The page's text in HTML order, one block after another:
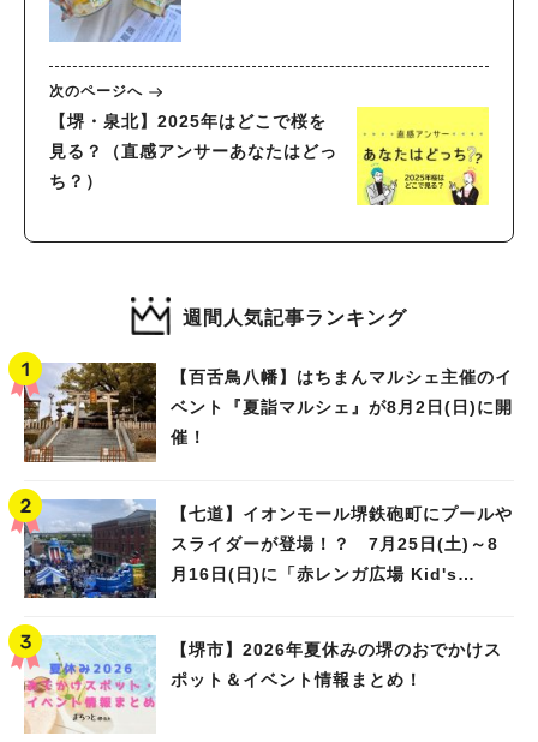
次のページへ
【堺・泉北】2025年はどこで桜を
見る？（直感アンサーあなたはどっ
ち？）
週間人気記事ランキング
【百舌鳥八幡】はちまんマルシェ主催のイ
ベント『夏詣マルシェ』が8月2日(日)に開
催！
【七道】イオンモール堺鉄砲町にプールや
スライダーが登場！？ 7月25日(土)～8
月16日(日)に「赤レンガ広場 Kid's
【堺市】2026年夏休みの堺のおでかけス
ポット＆イベント情報まとめ！